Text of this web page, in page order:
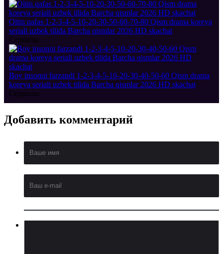
Oltin qafas 1-2-3-4-5-10-20-30-50-60-70-80 Qism drama koreya
seriali uzbek tilida Barcha qismlar 2026 HD skachat
Сериалы
Boy insonni farzandi 1-2-3-4-5-10-20-30-40-50-60 Qism drama
koreya seriali uzbek tilida Barcha qismlar 2026 HD skachat
Сериалы
Добавить комментарий